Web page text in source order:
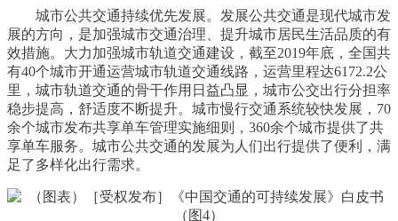
城市公共交通持续优先发展。发展公共交通是现代城市发
展的方向，是加强城市交通治理、提升城市居民生活品质的有
效措施。大力加强城市轨道交通建设，截至2019年底，全国共
有40个城市开通运营城市轨道交通线路，运营里程达6172.2公
里，城市轨道交通的骨干作用日益凸显，城市公交出行分担率
稳步提高，舒适度不断提升。城市慢行交通系统较快发展，70
余个城市发布共享单车管理实施细则，360余个城市提供了共
享单车服务。城市公共交通的发展为人们出行提供了便利，满
足了多样化出行需求。